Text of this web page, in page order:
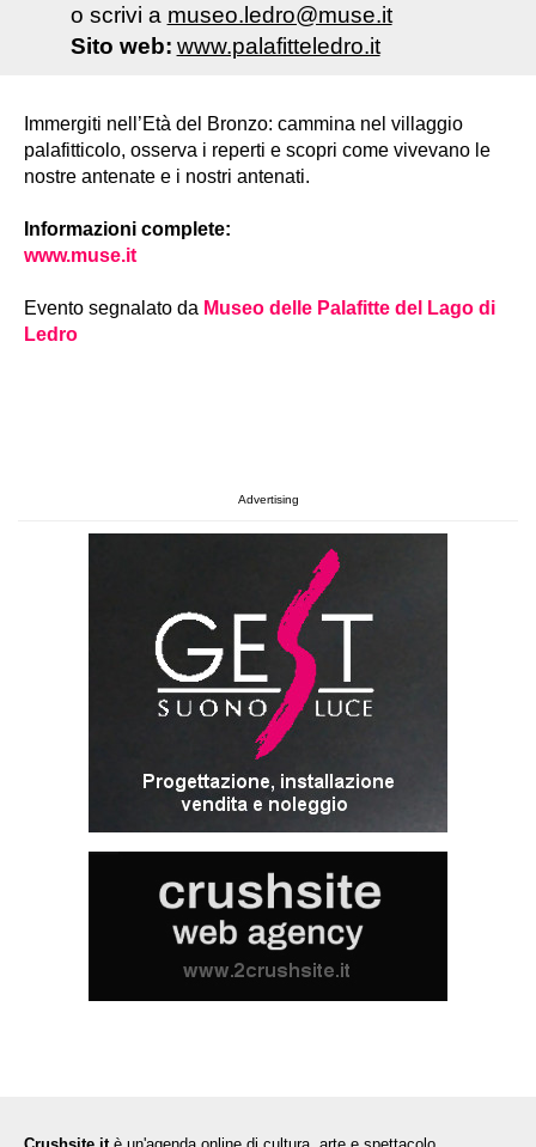
o scrivi a museo.ledro@muse.it
Sito web: www.palafitteledro.it
Immergiti nell’Età del Bronzo: cammina nel villaggio
palafitticolo, osserva i reperti e scopri come vivevano le
nostre antenate e i nostri antenati.
Informazioni complete:
www.muse.it
Evento segnalato da Museo delle Palafitte del Lago di
Ledro
Advertising